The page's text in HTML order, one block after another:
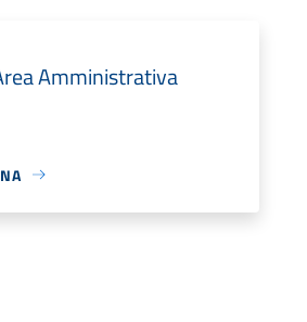
Amministrativa